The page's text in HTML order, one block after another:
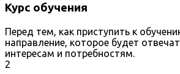
Курс обучения
Перед тем, как приступить к
направление, которое будет
интересам и потребностям.
2